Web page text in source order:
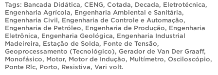
Tags: Bancada Didática, CENG, Cotada, Decada, Eletrotécnica,
Engenharia Agrícola, Engenharia Ambiental e Sanitária,
Engenharia Civil, Engenharia de Controle e Automação,
Engenharia de Petróleo, Engenharia de Produção, Engenharia
Eletrônica, Engenharia Geológica, Engenharia Industrial
Madeireira, Estação de Solda, Fonte de Tensão,
Geoprocessamento (Tecnológico), Gerador de Van Der Graaff,
Monofásico, Motor, Motor de Indução, Multímetro, Osciloscópio,
Ponte Rlc, Porto, Resistiva, Vari volt.